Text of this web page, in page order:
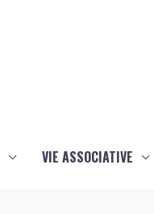
VIE ASSOCIATIVE